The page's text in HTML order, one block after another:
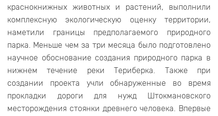
краснокнижных животных и растений, выполнили
комплексную экологическую оценку территории,
наметили границы предполагаемого природного
парка. Меньше чем за три месяца было подготовлено
научное обоснование создания природного парка в
нижнем течение реки Териберка. Также при
создании проекта учли обнаруженные во время
прокладки дороги для нужд Штокмановского
месторождения стоянки древнего человека. Впервые